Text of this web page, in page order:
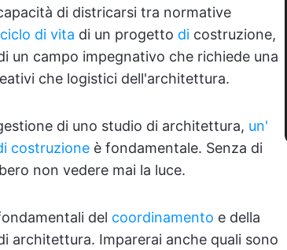
di districarsi tra normative
ciclo di vita di un progetto di costruzione,
un campo impegnativo che richiede una
che logistici dell'architettura.
di uno studio di architettura, un'
costruzione è fondamentale. Senza di
non vedere mai la luce.
del coordinamento e della
architettura. Imparerai anche quali sono